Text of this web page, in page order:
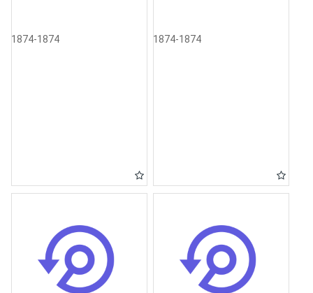
1874-1874 1874-1874